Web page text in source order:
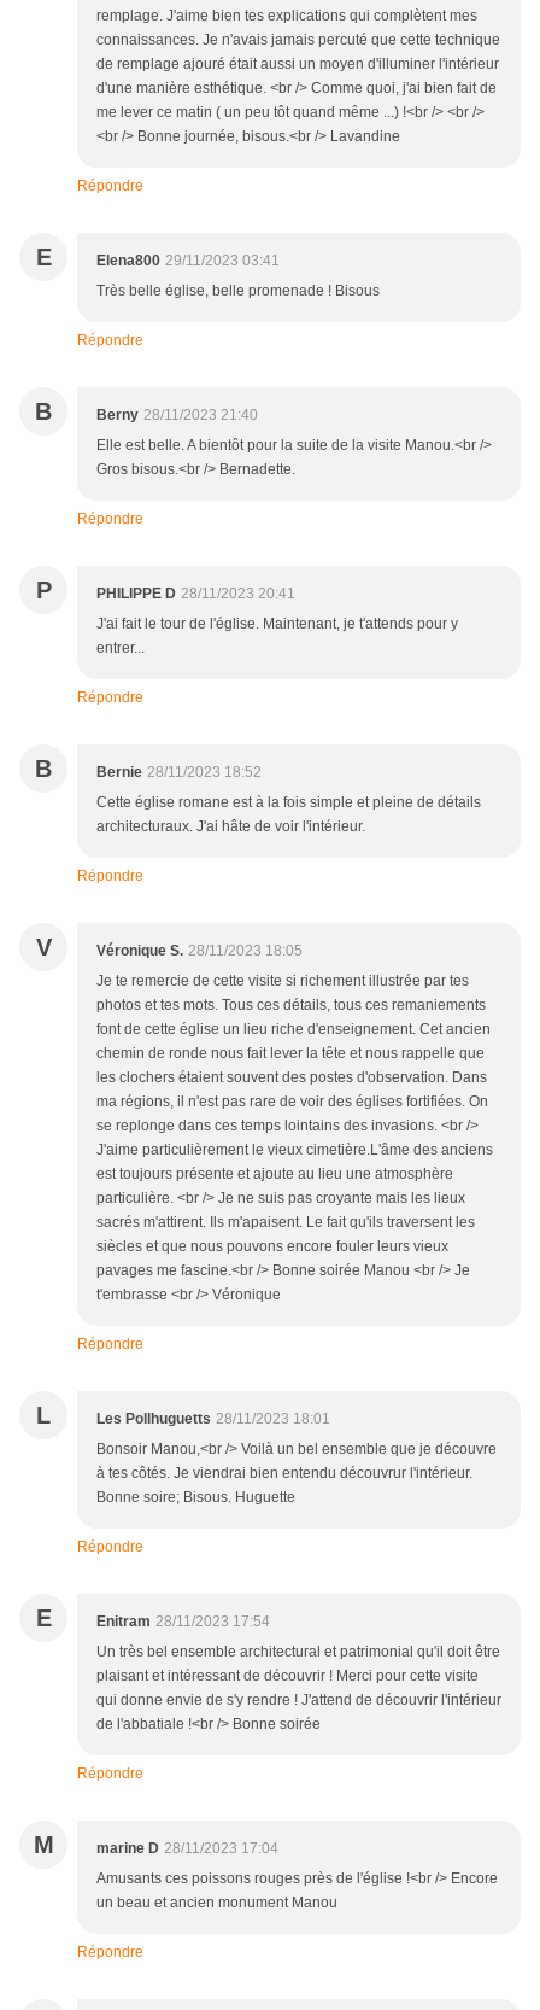
remplage. J'aime bien tes explications qui complètent mes
connaissances. Je n'avais jamais percuté que cette technique
de remplage ajouré était aussi un moyen d'illuminer l'intérieur
d'une manière esthétique. <br /> Comme quoi, j'ai bien fait de
me lever ce matin ( un peu tôt quand même ...) !<br /> <br />
<br /> Bonne journée, bisous.<br /> Lavandine
Répondre
E Elena800 29/11/2023 03:41
Très belle église, belle promenade ! Bisous
Répondre
B Berny 28/11/2023 21:40
Elle est belle. A bientôt pour la suite de la visite Manou.<br />
Gros bisous.<br /> Bernadette.
Répondre
P PHILIPPE D 28/11/2023 20:41
J'ai fait le tour de l'église. Maintenant, je t'attends pour y
entrer...
Répondre
B Bernie 28/11/2023 18:52
Cette église romane est à la fois simple et pleine de détails
architecturaux. J'ai hâte de voir l'intérieur.
Répondre
V Véronique S. 28/11/2023 18:05
Je te remercie de cette visite si richement illustrée par tes
photos et tes mots. Tous ces détails, tous ces remaniements
font de cette église un lieu riche d'enseignement. Cet ancien
chemin de ronde nous fait lever la tête et nous rappelle que
les clochers étaient souvent des postes d'observation. Dans
ma régions, il n'est pas rare de voir des églises fortifiées. On
se replonge dans ces temps lointains des invasions. <br />
J'aime particulièrement le vieux cimetière.L'âme des anciens
est toujours présente et ajoute au lieu une atmosphère
particulière. <br /> Je ne suis pas croyante mais les lieux
sacrés m'attirent. Ils m'apaisent. Le fait qu'ils traversent les
siècles et que nous pouvons encore fouler leurs vieux
pavages me fascine.<br /> Bonne soirée Manou <br /> Je
t'embrasse <br /> Véronique
Répondre
L Les Pollhuguetts 28/11/2023 18:01
Bonsoir Manou,<br /> Voilà un bel ensemble que je découvre
à tes côtés. Je viendrai bien entendu découvrur l'intérieur.
Bonne soire; Bisous. Huguette
Répondre
E Enitram 28/11/2023 17:54
Un très bel ensemble architectural et patrimonial qu'il doit être
plaisant et intéressant de découvrir ! Merci pour cette visite
qui donne envie de s'y rendre ! J'attend de découvrir l'intérieur
de l'abbatiale !<br /> Bonne soirée
Répondre
M marine D 28/11/2023 17:04
Amusants ces poissons rouges près de l'église !<br /> Encore
un beau et ancien monument Manou
Répondre